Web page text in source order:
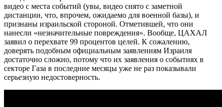
видео с места событий (увы, видео снято с заметной
дистанции, что, впрочем, ожидаемо для военной базы), и
признаны израильской стороной. Отметившей, что они
нанесли «незначительные повреждения». Вообще, ЦАХАЛ
заявил о перехвате 99 процентов целей. К сожалению,
доверять подобным официальным заявлениям Израиля
достаточно сложно, потому что их заявления о событиях в
секторе Газа в последние месяцы уже не раз показывали
серьезную недостоверность.